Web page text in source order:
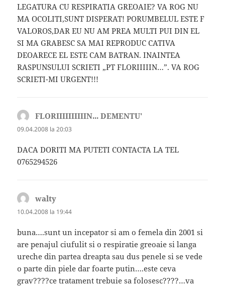
LEGATURA CU RESPIRATIA GREOAIE? VA ROG NU
MA OCOLITI,SUNT DISPERAT! PORUMBELUL ESTE F
VALOROS,DAR EU NU AM PREA MULTI PUI DIN EL
SI MA GRABESC SA MAI REPRODUC CATIVA
DEOARECE EL ESTE CAM BATRAN. INAINTEA
RASPUNSULUI SCRIETI „PT FLORIIIIIN…”. VA ROG
SCRIETI-MI URGENT!!!
FLORIIIIIIIIIIN... DEMENTU'
09.04.2008 la 20:03
DACA DORITI MA PUTETI CONTACTA LA TEL
0765294526
walty
10.04.2008 la 19:44
buna….sunt un incepator si am o femela din 2001 si
are penajul ciufulit si o respiratie greoaie si langa
ureche din partea dreapta sau dus penele si se vede
o parte din piele dar foarte putin….este ceva
grav????ce tratament trebuie sa folosesc????…va